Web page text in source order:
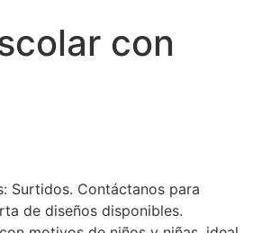
con
Surtidos. Contáctanos para
de diseños disponibles.